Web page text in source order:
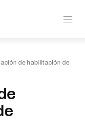
de habilitación de